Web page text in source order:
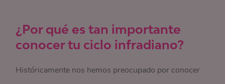
¿Por qué es tan importante
conocer tu ciclo infradiano?
Históricamente nos hemos preocupado por conocer